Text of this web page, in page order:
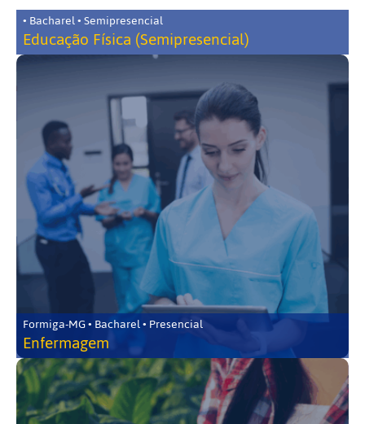
• Bacharel • Semipresencial
Educação Física (Semipresencial)
Formiga-MG • Bacharel • Presencial
Enfermagem